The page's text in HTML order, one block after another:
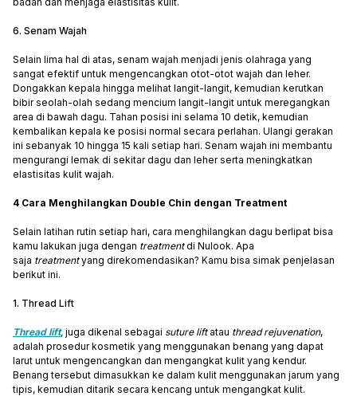
6. Senam Wajah
Selain lima hal di atas, senam wajah menjadi jenis olahraga yang
sangat efektif untuk mengencangkan otot-otot wajah dan leher.
Dongakkan kepala hingga melihat langit-langit, kemudian kerutkan
bibir seolah-olah sedang mencium langit-langit untuk meregangkan
area di bawah dagu. Tahan posisi ini selama 10 detik, kemudian
kembalikan kepala ke posisi normal secara perlahan. Ulangi gerakan
ini sebanyak 10 hingga 15 kali setiap hari. Senam wajah ini membantu
mengurangi lemak di sekitar dagu dan leher serta meningkatkan
elastisitas kulit wajah.
4 Cara Menghilangkan Double Chin dengan Treatment
Selain latihan rutin setiap hari, cara menghilangkan dagu berlipat bisa
kamu lakukan juga dengan treatmentdi Nulook. Apa
saja treatmentyang direkomendasikan? Kamu bisa simak penjelasan
berikut ini.
1. Thread Lift
Thread lift, juga dikenal sebagai suture lift atau thread rejuvenation,
adalah prosedur kosmetik yang menggunakan benang yang dapat
larut untuk mengencangkan dan mengangkat kulit yang kendur.
Benang tersebut dimasukkan ke dalam kulit menggunakan jarum yang
tipis, kemudian ditarik secara kencang untuk mengangkat kulit.